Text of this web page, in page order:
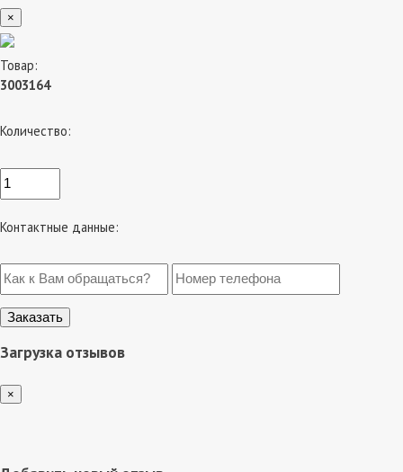
×
Товар:
3003164
Количество:
Контактные данные:
Загрузка отзывов
×